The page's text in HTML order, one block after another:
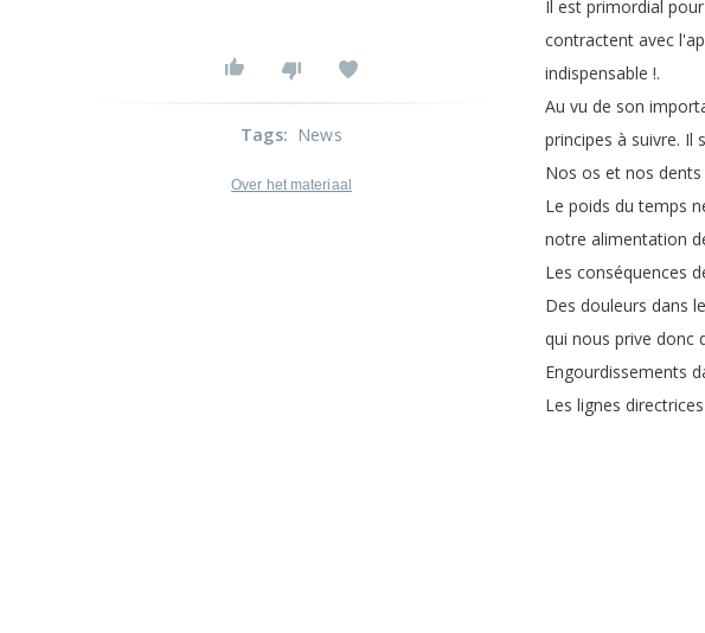
Il est primordial pour
contractent avec
indispensable !.
Au vu de son
principes à suivre. Il
Nos os et nos
Le poids du temps
notre alimentation
Les conséquences
Des douleurs dans
qui nous prive donc
Engourdissements
Les lignes directrices
Tags: News
Over het materiaal